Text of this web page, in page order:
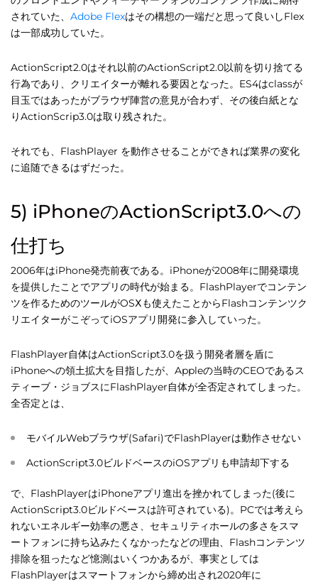
されていた、 Adobe Flexはその構想の一端だと思って良いしFlex
は一部成功していた。
ActionScript2.0はそれ以前のActionScript2.0以前を切り捨てる
行為であり、クリエイターが離れる要因となった。ES4はclassが
目玉ではあったがブラウザ陣営の意見が合わず、その後白紙とな
りActionScrip3.0は取り残された。
それでも、FlashPlayer を動作させることができれば業界の変化
に追随できるはずだった。
5) iPhoneのActionScript3.0への
仕打ち
2006年はiPhone発売前夜である。iPhoneが2008年に開発環境
を提供したことでアプリの時代が始まる。FlashPlayerでコンテン
ツを作るためのツールがOSⅩも使えたことからFlashコンテンツク
リエイターがこぞってiOSアプリ開発に参入していった。
FlashPlayer自体はActionScript3.0を扱う開発者層を盾に
iPhoneへの領土拡大を目指したが、Appleの当時のCEOであるス
ティーブ・ジョブスにFlashPlayer自体が全否定されてしまった。
全否定とは、
モバイルWebブラウザ(Safari)でFlashPlayerは動作させない
ActionScript3.0ビルドベースのiOSアプリも申請却下する
で、FlashPlayerはiPhoneアプリ進出を挫かれてしまった(後に
ActionScript3.0ビルドベースは許可されている)。PCでは考えら
れないエネルギー効率の悪さ、セキュリティホールの多さをスマ
ートフォンに持ち込みたくなかったなどの理由、Flashコンテンツ
排除を狙ったなど憶測はいくつかあるが、事実としては
FlashPlayerはスマートフォンから締め出され2020年に